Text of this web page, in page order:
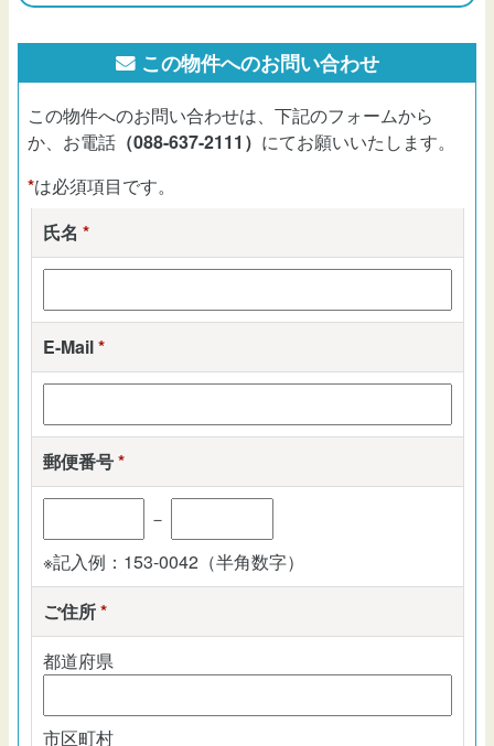
この物件へのお問い合わせ
この物件へのお問い合わせは、下記のフォームから
か、お電話 （088-637-2111） にてお願いいたします。
*は必須項目です。
氏名 *
E-Mail*
郵便番号*
－
※記入例：153-0042（半角数字）
ご住所*
都道府県
市区町村